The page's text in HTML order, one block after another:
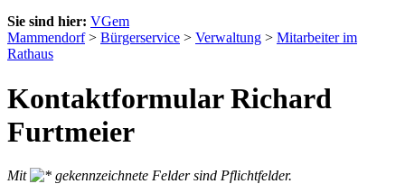
Sie sind hier: VGem
Mammendorf> Bürgerservice > Verwaltung > Mitarbeiter im
Rathaus
Kontaktformular Richard
Furtmeier
Mit
gekennzeichnete Felder sind Pflichtfelder.